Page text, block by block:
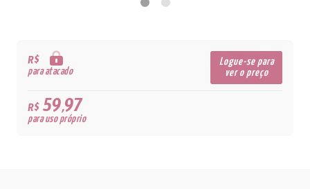
R$
para atacado
Logue-se para
ver o preço
R$59,97
para uso próprio